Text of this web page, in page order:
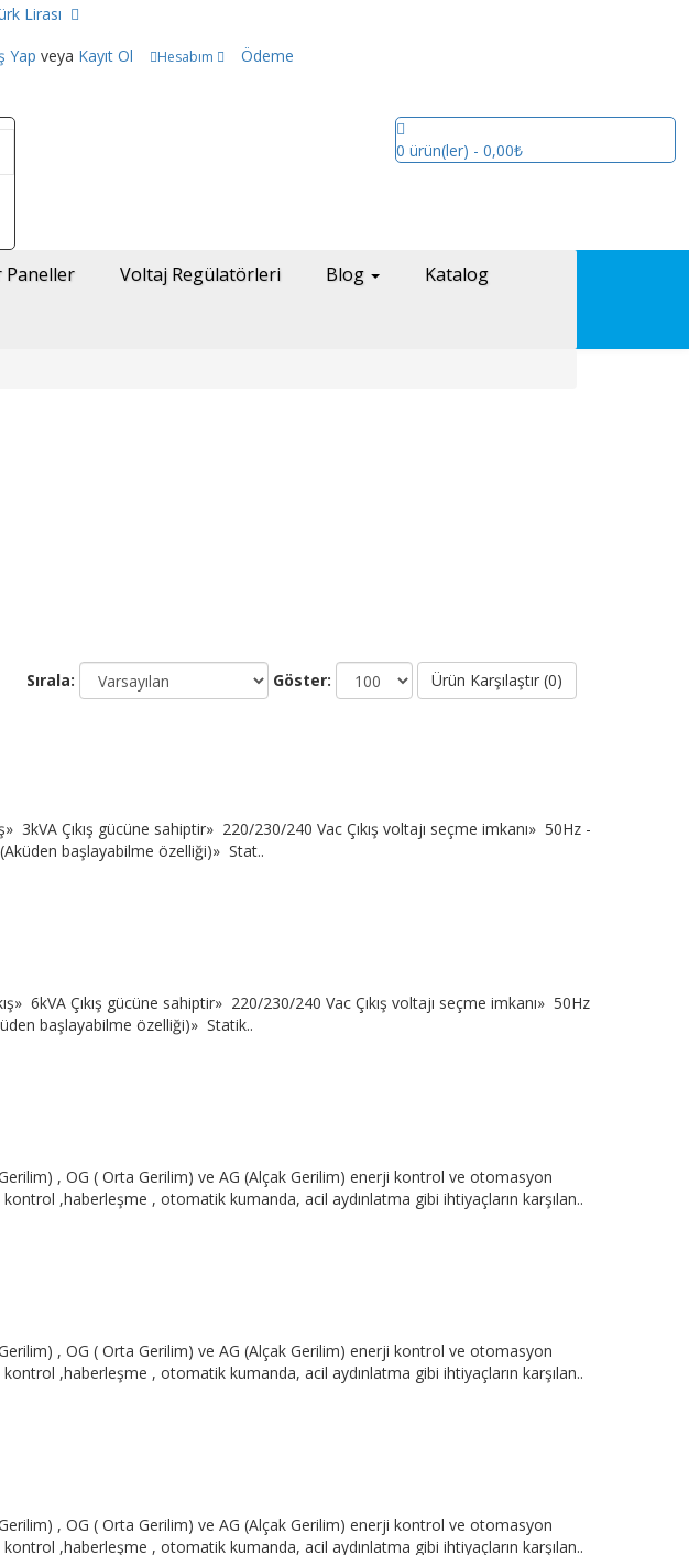
Yap veya Kayıt Ol Hesabım Ödeme
0 ürün(ler) - 0,00₺
Paneller Voltaj Regülatörleri Blog Katalog
Sırala: Göster: Ürün Karşılaştır (0)
Çıkış gücüne sahiptir» 220/230/240 Vac Çıkış voltajı seçme imkanı» 50Hz -
başlayabilme özelliği)» Stat..
6kVA Çıkış gücüne sahiptir» 220/230/240 Vac Çıkış voltajı seçme imkanı» 50Hz
başlayabilme özelliği)» Statik..
Gerilim) , OG ( Orta Gerilim) ve AG (Alçak Gerilim) enerji kontrol ve otomasyon
,haberleşme , otomatik kumanda, acil aydınlatma gibi ihtiyaçların karşılan..
Gerilim) , OG ( Orta Gerilim) ve AG (Alçak Gerilim) enerji kontrol ve otomasyon
,haberleşme , otomatik kumanda, acil aydınlatma gibi ihtiyaçların karşılan..
Gerilim) , OG ( Orta Gerilim) ve AG (Alçak Gerilim) enerji kontrol ve otomasyon
,haberleşme , otomatik kumanda, acil aydınlatma gibi ihtiyaçların karşılan..